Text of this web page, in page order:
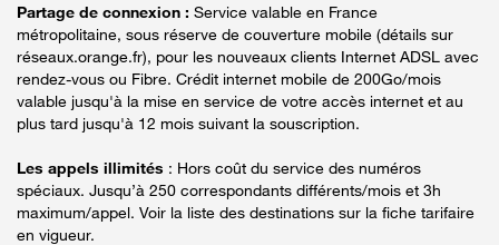
Partage de connexion : Service valable en France
métropolitaine, sous réserve de couverture mobile (détails sur
réseaux.orange.fr), pour les nouveaux clients Internet ADSL avec
rendez-vous ou Fibre. Crédit internet mobile de 200Go/mois
valable jusqu'à la mise en service de votre accès internet et au
plus tard jusqu'à 12 mois suivant la souscription.
Les appels illimités : Hors coût du service des numéros
spéciaux. Jusqu’à 250 correspondants différents/mois et 3h
maximum/appel. Voir la liste des destinations sur la fiche tarifaire
en vigueur.